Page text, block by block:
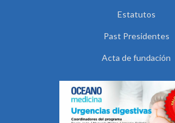
Estatutos
Past Presidentes
Acta de fundación